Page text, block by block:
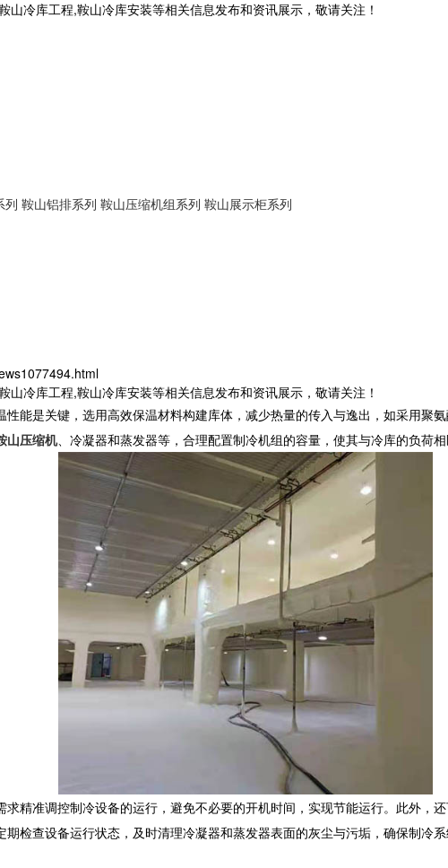
山冷库工程,鞍山冷库安装等相关信息发布和资讯展示，敬请关注！
列 鞍山铝排系列 鞍山压缩机组系列 鞍山展示柜系列
山冷库工程,鞍山冷库安装等相关信息发布和资讯展示，敬请关注！
能是关键，选用高效保温材料构建库体，减少热量的传入与逸出，如采用聚
山压缩机、冷凝器和蒸发器等，合理配置制冷机组的容量，使其与冷库的负荷
精准调控制冷设备的运行，避免不必要的开机时间，实现节能运行。此外，
检查设备运行状态，及时清理冷凝器和蒸发器表面的灰尘与污垢，确保制冷